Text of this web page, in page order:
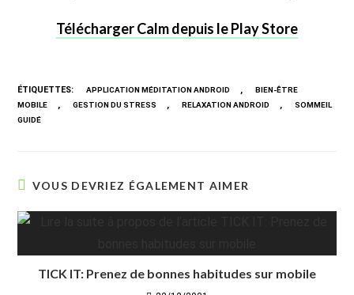
Télécharger Calm depuis le Play Store
ÉTIQUETTES: APPLICATION MÉDITATION ANDROID ,
BIEN-ÊTRE
MOBILE
, GESTION DU STRESS , RELAXATION ANDROID ,
SOMMEIL
GUIDÉ
VOUS DEVRIEZ ÉGALEMENT AIMER
TICK IT: Prenez de bonnes habitudes sur mobile